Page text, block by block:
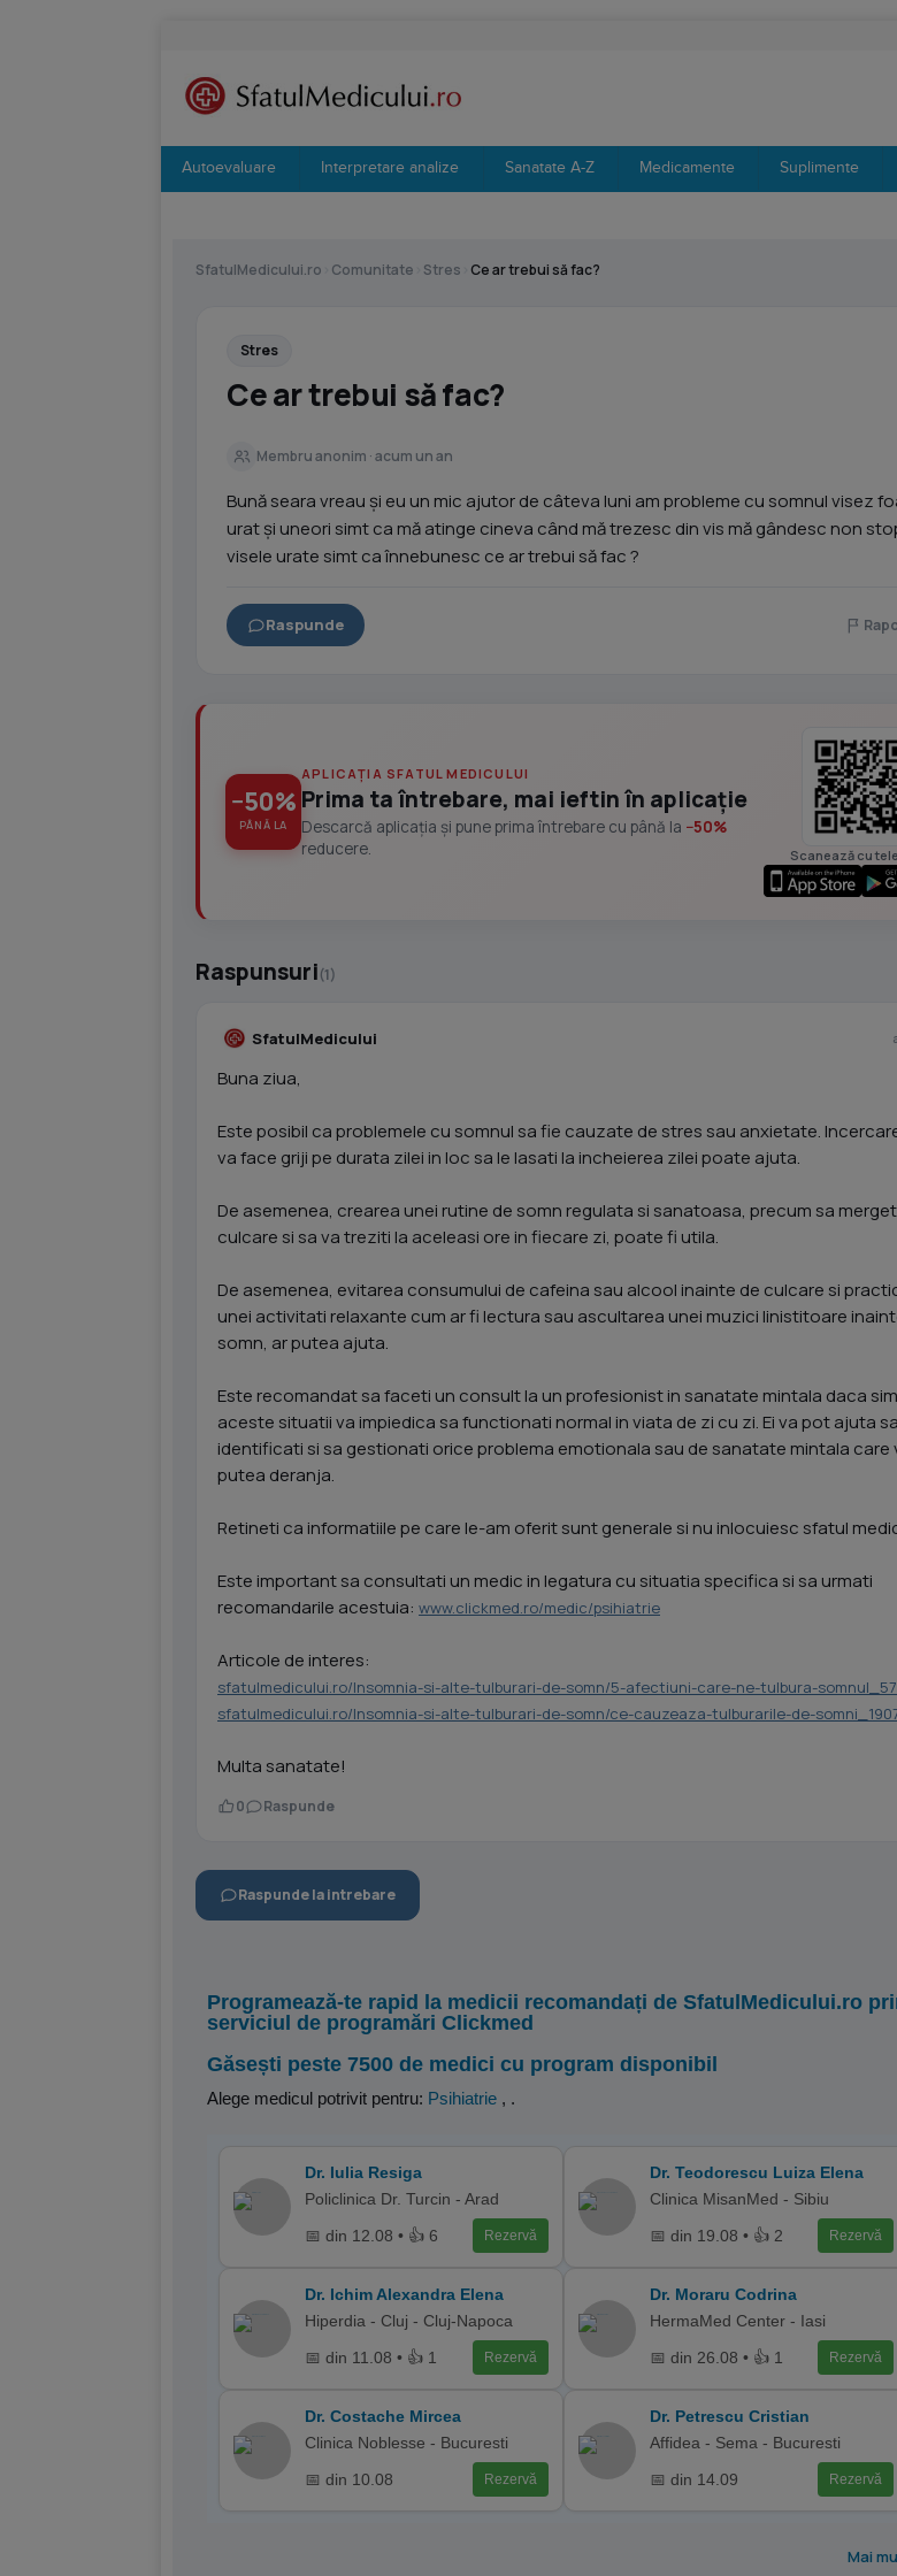
Autoevaluare Interpretare analize Sanatate A-Z Medicamente Suplimente
SfatulMedicului.ro Comunitate Stres Ce ar trebui să fac?
Stres
Ce ar trebui să fac?
Membru anonim · acum un an
Bună seara vreau și eu un mic ajutor de câteva luni am probleme cu somnul visez
urat și uneori simt ca mă atinge cineva când mă trezesc din vis mă gândesc non
visele urate simt ca înnebunesc ce ar trebui să fac ?
Raspunde
−50%
PÂNĂ LA
APLICAȚIA SFATUL MEDICULUI
Prima ta întrebare, mai ieftin în aplicație
Descarcă aplicația și pune prima întrebare cu până la −50%
reducere.
Scanează cu
Raspunsuri(1)
SfatulMedicului
Buna ziua,
Este posibil ca problemele cu somnul sa fie cauzate de stres sau anxietate.
va face griji pe durata zilei in loc sa le lasati la incheierea zilei poate ajuta.
De asemenea, crearea unei rutine de somn regulata si sanatoasa, precum sa
culcare si sa va treziti la aceleasi ore in fiecare zi, poate fi utila.
De asemenea, evitarea consumului de cafeina sau alcool inainte de culcare si
unei activitati relaxante cum ar fi lectura sau ascultarea unei muzici linistitoare
somn, ar putea ajuta.
Este recomandat sa faceti un consult la un profesionist in sanatate mintala daca
aceste situatii va impiedica sa functionati normal in viata de zi cu zi. Ei va pot ajuta sa
identificati si sa gestionati orice problema emotionala sau de sanatate mintala care
putea deranja.
Retineti ca informatiile pe care le-am oferit sunt generale si nu inlocuiesc sfatul
Este important sa consultati un medic in legatura cu situatia specifica si sa urmati
recomandarile acestuia: www.clickmed.ro/medic/psihiatrie
Articole de interes:
sfatulmedicului.ro/Insomnia-si-alte-tulburari-de-somn/5-afectiuni-care-ne-tulbura-
sfatulmedicului.ro/Insomnia-si-alte-tulburari-de-somn/ce-cauzeaza-tulburarile-de-
Multa sanatate!
0 Raspunde
Raspunde la intrebare
Programează-te rapid la medicii recomandați de SfatulMedicului.ro
serviciul de programări Clickmed
Găsești peste 7500 de medici cu program disponibil
Alege medicul potrivit pentru: Psihiatrie , .
Dr. Iulia Resiga
Policlinica Dr. Turcin - Arad
📅 din 12.08 • 👍 6
Rezervă
Dr. Teodorescu Luiza Elena
Clinica MisanMed - Sibiu
📅 din 19.08 • 👍 2
Rezervă
Dr. Ichim Alexandra Elena
Hiperdia - Cluj - Cluj-Napoca
📅 din 11.08 • 👍 1
Rezervă
Dr. Moraru Codrina
HermaMed Center - Iasi
📅 din 26.08 • 👍 1
Rezervă
Dr. Costache Mircea
Clinica Noblesse - Bucuresti
📅 din 10.08
Rezervă
Dr. Petrescu Cristian
Affidea - Sema - Bucuresti
📅 din 14.09
Rezervă
Mai